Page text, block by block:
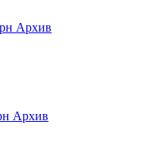
Архив
Архив